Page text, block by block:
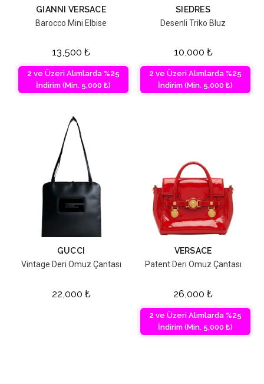
GIANNI VERSACE
Barocco Mini Elbise
13,500 ₺
2 ve Üzeri Alımlarda %25
İndirim (Min. 5,000 ₺)
SIEDRES
Desenli Triko Bluz
10,000 ₺
2 ve Üzeri Alımlarda %25
İndirim (Min. 5,000 ₺)
GUCCI
Vintage Deri Omuz Çantası
22,000 ₺
VERSACE
Patent Deri Omuz Çantası
26,000 ₺
2 ve Üzeri Alımlarda %25
İndirim (Min. 5,000 ₺)